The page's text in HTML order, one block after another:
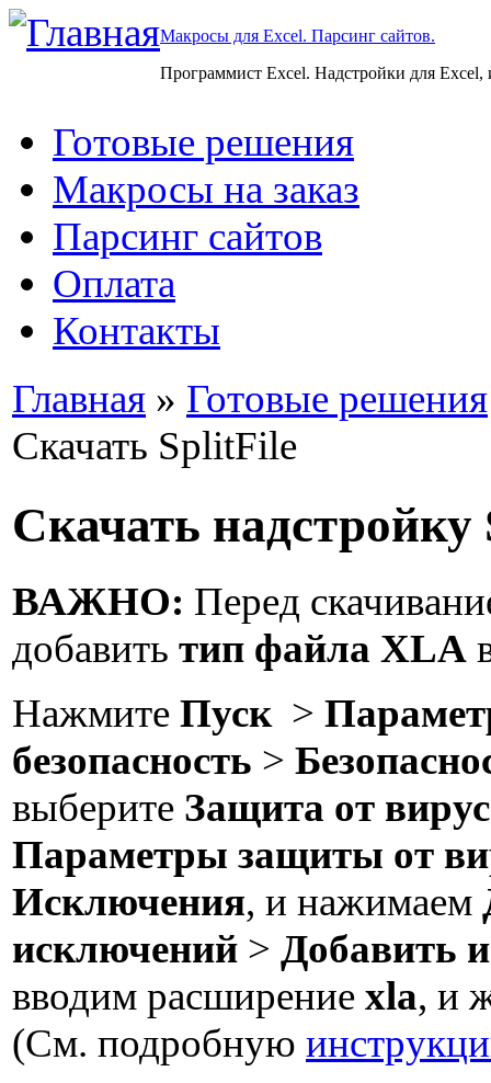
Макросы для Excel. Парсинг сайтов.
Программист Excel. Надстройки для Excel,
Готовые решения
Макросы на заказ
Парсинг сайтов
Оплата
Контакты
Главная » Готовые решения
Скачать SplitFile
Скачать
ВАЖНО: Перед
добавить тип файла XLA
Нажмите Пуск >
безопасность >
выберите Защита от
Параметры защиты от
Исключения, и нажимаем
исключений > Добавить
вводим расширение xla, и
(См. подробную